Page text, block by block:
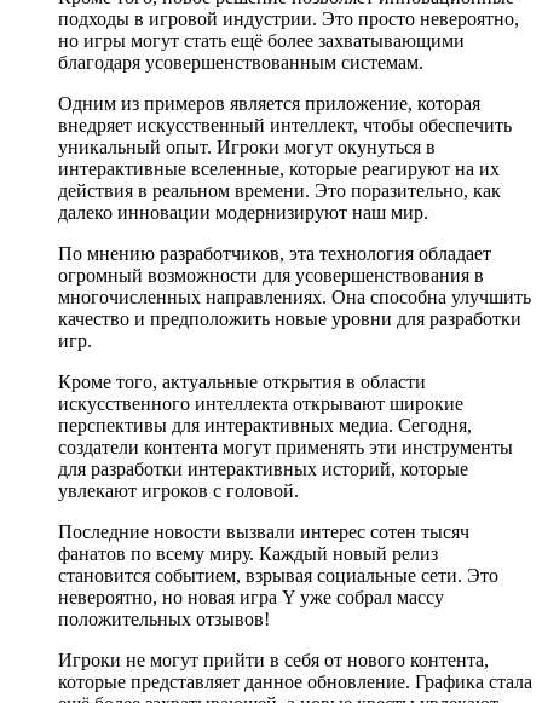
подходы в игровой индустрии. Это просто невероятно,
но игры могут стать ещё более захватывающими
благодаря усовершенствованным системам.
Одним из примеров является приложение, которая
внедряет искусственный интеллект, чтобы обеспечить
уникальный опыт. Игроки могут окунуться в
интерактивные вселенные, которые реагируют на их
действия в реальном времени. Это поразительно, как
далеко инновации модернизируют наш мир.
По мнению разработчиков, эта технология обладает
огромный возможности для усовершенствования в
многочисленных направлениях. Она способна улучшить
качество и предположить новые уровни для разработки
игр.
Кроме того, актуальные открытия в области
искусственного интеллекта открывают широкие
перспективы для интерактивных медиа. Сегодня,
создатели контента могут применять эти инструменты
для разработки интерактивных историй, которые
увлекают игроков с головой.
Последние новости вызвали интерес сотен тысяч
фанатов по всему миру. Каждый новый релиз
становится событием, взрывая социальные сети. Это
невероятно, но новая игра Y уже собрал массу
положительных отзывов!
Игроки не могут прийти в себя от нового контента,
которые представляет данное обновление. Графика стала